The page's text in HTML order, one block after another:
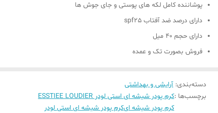
پوشاننده کامل لکه های پوستی و جای جوش ها
دارای درصد ضد آفتاب spf25
دارای حجم 40 میل
فروش بصورت تک و عمده
دسته‌بندی: آرایشی و بهداشتی
برچسب‌ها :کرم پودر شیشه ای استی لودر ESSTIEE LOUDIER
کرم پودر شیشه ایکرم پودر شیشه ای استی لودر